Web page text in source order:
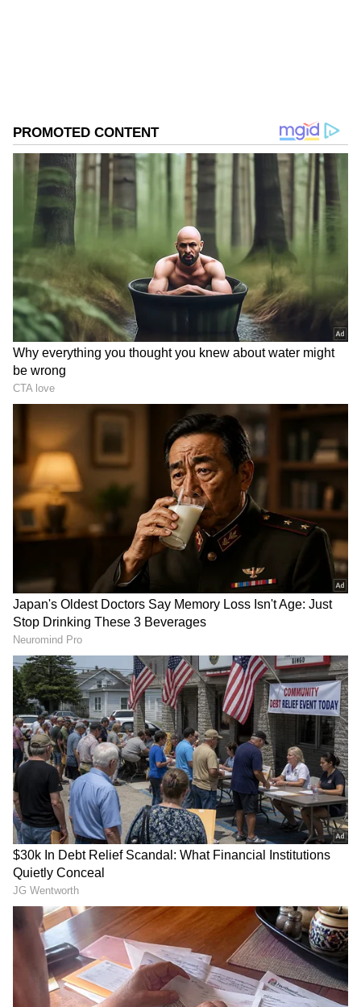
ನೀತಾ ಅಂಬಾನಿ ಫ್ಯಾಷನ್ ವಿಷ್ಯದಲ್ಲಿ ಮುಂದಿದ್ದಾರೆ.
ಯಾವುದೇ ಸಮಾರಂಭದಲ್ಲೂ ಅವರು ತಮ್ಮ ನೋಟದಿಂದ್ಲೇ
ಜನರನ್ನು ಸೆಳೆಯುತ್ತಾರೆ. ಮಗನ ಮದುವೆ ಪೂರ್ವ
ಸಮಾರಂಭದಲ್ಲಿ ನೀತಾ ಗುಲಾಬಿ ಬಣ್ಣದ ಬಾಂಧನಿ
ಸೀರೆಯನ್ನು ಧರಿಸಿದ್ದರು. ಅದರ ಮೇಲೆ ಚಿನ್ನದ ಝರಿ ವರ್ಕ್
ಇತ್ತು. ನೀತಾ ಅಂಬಾನಿ ದೊಡ್ಡ ಪಚ್ಚೆಯಿಂದ ಕೂಡಿದ
ಡೈಮಂಡ್ ನೆಕ್‌ಪೀಸ್ ಧರಿಸಿದ್ದರು. ಹೆಚ್ಚುವರಿಯಾಗಿ ತಮ್ಮ
ಡ್ರೆಸ್ ಗೆ ಹೊಂದಿಕೆಯಾಗುವ ಕಿವಿಯೋಲೆ ಮತ್ತು ಎರಡು
ವಜ್ರದ ಬಳೆಗಳನ್ನು ಧರಿಸಿದ್ದರು. ಕೂದಲನ್ನು ಬಿಟ್ಟಿದ್ದ ನೀತಾ
ಅಂಬಾನಿ ಲೈಟ್ ಮೇಕಪ್ ನಲ್ಲೂ ಸುಂದರವಾಗಿ ಕಾಣ್ತಿದ್ದರು.
ಸಾಮಾಜಿಕ ಜಾಲತಾಣದಲ್ಲಿ ಅಂಬಾನಿ ಮನೆಯ ಇಬ್ಬರು
ಸೊಸೆಯರಾದ ನೀತಾ ಹಾಗೂ ಟೀನಾ ಲುಕ್ ಬಗ್ಗೆ
ಚರ್ಚೆಯಾಗ್ತಿದೆ. ನೀತಾಗಿಂತ ಟೀನಾ ದೊಡ್ಡವರಾಗಿ ಕಾಣ್ತಾರೆ,
ವಯಸ್ಸಾದಂತೆ ಕಾಣ್ತಿದೆ ಎಂದು ಅನೇಕರು ಕಮೆಂಟ್
ಮಾಡಿದ್ದಾರೆ. ಅಷ್ಟೇ ಅಲ್ಲ, ಟೀನಾ ಅಂಬಾನಿ ಯೌವ್ವನದಲ್ಲಿ
ಹೇಗಿದ್ರು ಎಂಬುದನ್ನು ಅನೇಕರು ನೆನಪಿಸಿಕೊಂಡಿದ್ದಾರೆ. ಟೀನಾ
DOWNLOAD APP
ಆರೋಗ್ಯ , ಸೌಂದರ್ಯ, ಫಿಟ್‌ನೆಸ್,ಕಿಚನ್ ಟಿಪ್ಸ್‌
ಸಂಬಂಧ, ಫ್ಯಾಷನ್ ರೆಸಿಪಿಅಪ್ಡೇಟ್‌ಗಳಿಗಾಗಿ
ಏಷ್ಯಾನೆಟ್ ಸುವರ್ಣ ನ್ಯೂಸ್‌ ಫಾಲೋ ಮಾಡಿ.
ಸಂಪೂರ್ಣ ಮಾಹಿತಿ ಒಂದೇ ಕ್ಲಿಕ್‌ನಲ್ಲಿ ಲಭ್ಯ. ಏಷ್ಯಾನೆಟ್
ಸುವರ್ಣ ನ್ಯೂಸ್ ಅಧಿಕೃತ ಆ್ಯಪ್ ಡೌನ್‌ಲೋಡ್ ಮಾಡಿ
ಹಾಗು ಎಲ್ಲಾ ಅಪ್‌ಡೇಟ್ ಗಳನ್ನು ಪಡೆಯಿರಿ.
RECOMMENDED STORIES